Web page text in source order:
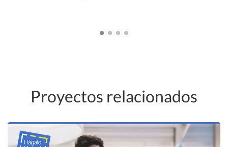
Proyectos relacionados